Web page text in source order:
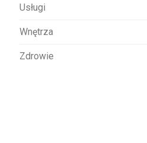
Usługi
Wnętrza
Zdrowie